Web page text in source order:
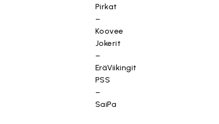
Pirkat
–
Koovee
Jokerit
–
EräViikingit
PSS
–
SaiPa